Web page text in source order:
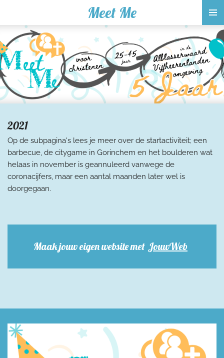
naar
de
hoofdinhoud
Meet Me
2021
Op de subpagina's lees je meer over de startactiviteit; een
barbecue, de citygame in Gorinchem en het boulderen wat
helaas in november is geannuleerd vanwege de
coronacijfers, maar een aantal maanden later wel is
doorgegaan.
Maak jouw eigen website met JouwWeb